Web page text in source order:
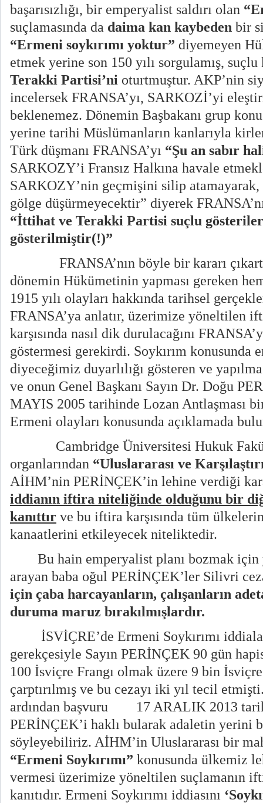
başarısızlığı, bir emperyalist saldırı olan
suçlamasında da daima kan kaybeden bir
“Ermeni soykırımı yoktur” diyemeyen
etmek yerine son 150 yılı sorgulamış,
Terakki Partisi’ni oturtmuştur. AKP’nin
incelersek FRANSA’yı, SARKOZİ’yi
beklenemez. Dönemin Başbakanı grup
yerine tarihi Müslümanların kanlarıyla
Türk düşmanı FRANSA’yı “Şu an sabır
SARKOZY’i Fransız Halkına havale
SARKOZY’nin geçmişini silip atamayarak,
gölge düşürmeyecektir” diyerek
“İttihat ve Terakki Partisi suçlu
gösterilmiştir(!)”
FRANSA’nın böyle bir kararı
dönemin Hükümetinin yapması gereken
1915 yılı olayları hakkında tarihsel
FRANSA’ya anlatır, üzerimize yöneltilen
karşısında nasıl dik durulacağını
göstermesi gerekirdi. Soykırım konusunda
diyeceğimiz duyarlılığı gösteren ve
ve onun Genel Başkanı Sayın Dr. Doğu
MAYIS 2005 tarihinde Lozan Antlaşması
Ermeni olayları konusunda açıklamada
Cambridge Üniversitesi Hukuk
organlarından “Uluslararası ve
AİHM’nin PERİNÇEK’in lehine verdiği
iddianın iftira niteliğinde olduğunu bir
kanıttır ve bu iftira karşısında tüm
kanaatlerini etkileyecek niteliktedir.
Bu hain emperyalist planı bozmak
arayan baba oğul PERİNÇEK’ler Silivri
için çaba harcayanların, çalışanların
duruma maruz bırakılmışlardır.
İSVİÇRE’de Ermeni Soykırımı
gerekçesiyle Sayın PERİNÇEK 90 gün
100 İsviçre Frangı olmak üzere 9 bin İsviçre
çarptırılmış ve bu cezayı iki yıl tecil
ardından başvuru
17 ARALIK 2013
PERİNÇEK’i haklı bularak adaletin yerini
söyleyebiliriz. AİHM’in Uluslararası bir
“Ermeni Soykırımı” konusunda ülkemiz
vermesi üzerimize yöneltilen suçlamanın
kanıtıdır. Ermeni Soykırımı iddiasını